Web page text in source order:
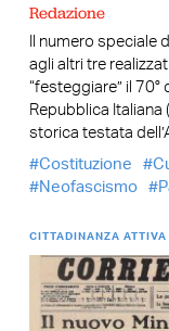
Redazione
Il numero speciale
agli altri tre
“festeggiare” il
Repubblica Italiana
storica testata
Costituzione
Neofascismo
CITTADINANZA ATTIVA